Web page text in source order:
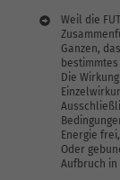
Weil die
Ganzen,
Die
Energie
Oder
Aufbruch in